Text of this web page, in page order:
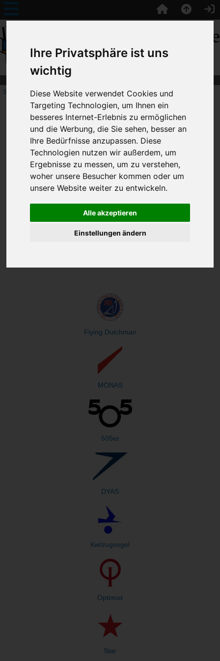
Ihre Privatsphäre ist uns
wichtig
Diese Website verwendet Cookies und
Targeting Technologien, um Ihnen ein
besseres Internet-Erlebnis zu ermöglichen
und die Werbung, die Sie sehen, besser an
Ihre Bedürfnisse anzupassen. Diese
Technologien nutzen wir außerdem, um
Ergebnisse zu messen, um zu verstehen,
woher unsere Besucher kommen oder um
unsere Website weiter zu entwickeln.
Alle akzeptieren
Einstellungen ändern
Startseite :: Bootsklassen
Bootsklassen
Bootsklassen!
Flying Dutchman
MONAS
505er
DYAS
Kielzugvogel
Optimist
Star